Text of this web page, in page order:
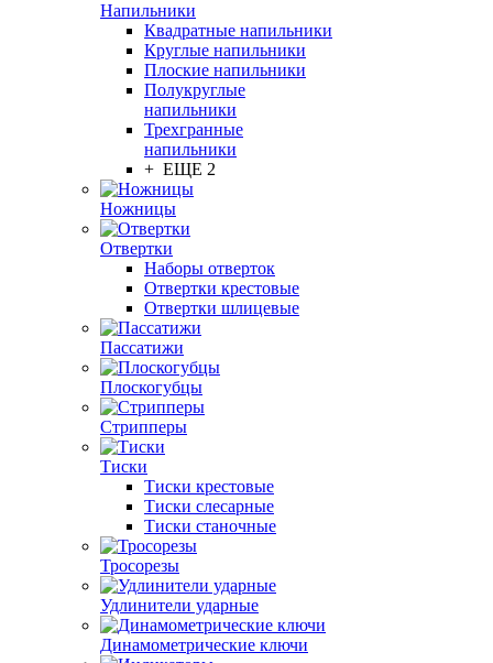
Напильники
Квадратные напильники
Круглые напильники
Плоские напильники
Полукруглые
напильники
Трехгранные
напильники
+ ЕЩЕ 2
Ножницы
Отвертки
Наборы отверток
Отвертки крестовые
Отвертки шлицевые
Пассатижи
Плоскогубцы
Стрипперы
Тиски
Тиски крестовые
Тиски слесарные
Тиски станочные
Тросорезы
Удлинители ударные
Динамометрические ключи